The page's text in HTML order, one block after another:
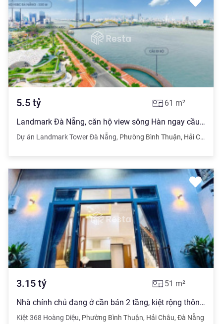
5.5 tỷ 61 m²
Landmark Đà Nẵng, căn hộ view sông Hàn ngay cầu Rồng và công viên APEC, khẳng định vị trí độc tôn
Dự án Landmark Tower Đà Nẵng, Phường Bình Thuận, Hải Châu
3.15 tỷ 51 m²
Nhà chính chủ đang ở cần bán 2 tầng, kiệt rộng thông, để lại nội thất, ngay chợ, trường học
Kiệt 368 Hoàng Diệu, Phường Bình Thuận, Hải Châu, Đà Nẵng